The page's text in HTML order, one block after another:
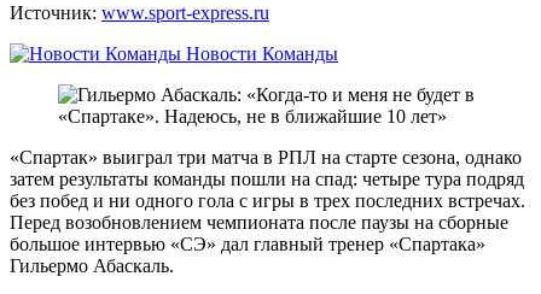
Источник: www.sport-express.ru
Новости Команды
«Спартак» выиграл три матча в РПЛ на старте сезона, однако
затем результаты команды пошли на спад: четыре тура подряд
без побед и ни одного гола с игры в трех последних встречах.
Перед возобновлением чемпионата после паузы на сборные
большое интервью «СЭ» дал главный тренер «Спартака»
Гильермо Абаскаль.